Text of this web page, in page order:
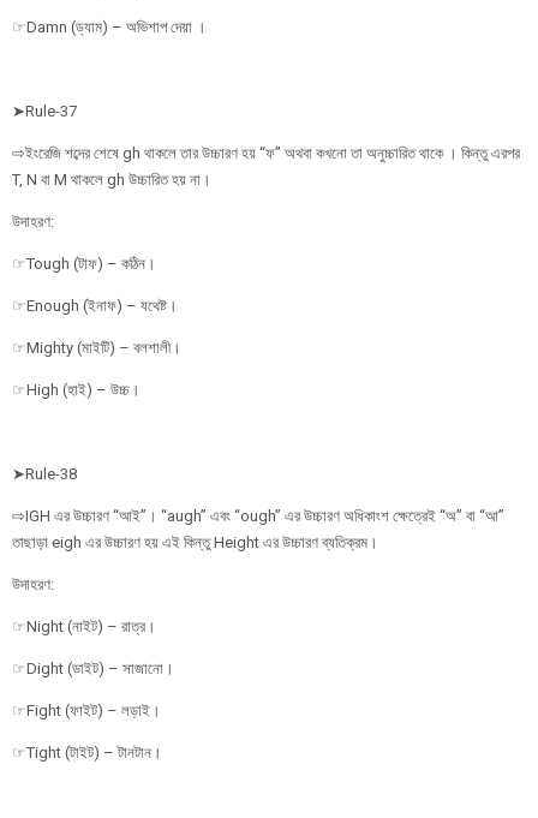
☞Damn (ড্যাম) – অভিশাপ দেয়া ।
➤Rule-37
⇨ইংরেজি শব্দের শেষে gh থাকলে তার উচ্চারণ হয় “ফ” অথবা কখনো তা অনুচ্চারিত থাকে । কিন্তু এরপর
T, N বা M থাকলে gh উচ্চারিত হয় না।
উদাহরণ:
☞Tough (টাফ) – কঠিন।
☞Enough (ইনাফ) – যথেষ্ট।
☞Mighty (মাইটি) – বলশালী।
☞High (হাই) – উচ্চ।
➤Rule-38
⇨IGH এর উচ্চারণ “আই”। “augh” এবং “ough” এর উচ্চারণ অধিকাংশ ক্ষেত্রেই “অ” বা “আ”
তাছাড়া eigh এর উচ্চারণ হয় এই কিন্তু Height এর উচ্চারণ ব্যতিক্রম।
উদাহরণ:
☞Night (নাইট) – রাত্র।
☞Dight (ডাইট) – সাজানো।
☞Fight (ফাইট) – লড়াই।
☞Tight (টাইট) – টানটান।